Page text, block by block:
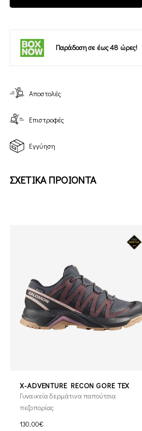
Παράδοση σε έως 48 ώρες!
Αποστολές
Επιστροφές
Εγγύηση
ΣΧΕΤΙΚΑ ΠΡΟΙΟΝΤΑ
X-ADVENTURE RECON GORE TEX
Γυναικεία δερμάτινα παπούτσια
πεζοπορίας
130,00€